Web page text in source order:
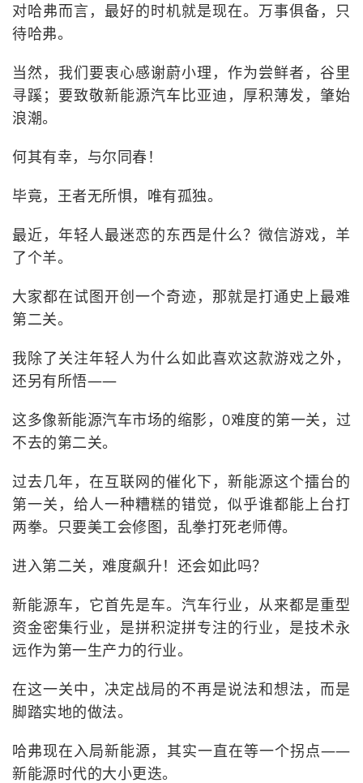
对哈弗而言，最好的时机就是现在。万事俱备，只
待哈弗。
当然，我们要衷心感谢蔚小理，作为尝鲜者，谷里
寻蹊；要致敬新能源汽车比亚迪，厚积薄发，肇始
浪潮。
何其有幸，与尔同春！
毕竟，王者无所惧，唯有孤独。
最近，年轻人最迷恋的东西是什么？微信游戏，羊
了个羊。
大家都在试图开创一个奇迹，那就是打通史上最难
第二关。
我除了关注年轻人为什么如此喜欢这款游戏之外，
还另有所悟——
这多像新能源汽车市场的缩影，0难度的第一关，过
不去的第二关。
过去几年，在互联网的催化下，新能源这个擂台的
第一关，给人一种糟糕的错觉，似乎谁都能上台打
两拳。只要美工会修图，乱拳打死老师傅。
进入第二关，难度飙升！还会如此吗？
新能源车，它首先是车。汽车行业，从来都是重型
资金密集行业，是拼积淀拼专注的行业，是技术永
远作为第一生产力的行业。
在这一关中，决定战局的不再是说法和想法，而是
脚踏实地的做法。
哈弗现在入局新能源，其实一直在等一个拐点——
新能源时代的大小更迭。